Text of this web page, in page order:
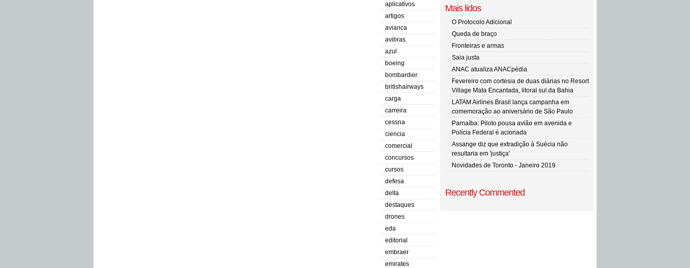
aplicativos
artigos
avianca
avibras
azul
boeing
bombardier
britishairways
carga
carreira
cessna
ciencia
comercial
concursos
cursos
defesa
delta
destaques
drones
eda
editorial
embraer
emirates
Mais lidos
O Protocolo Adicional
Queda de braço
Fronteiras e armas
Saia justa
ANAC atualiza ANACpédia
Fevereiro com cortesia de duas diárias no Resort
Village Mata Encantada, litoral sul da Bahia
LATAM Airlines Brasil lança campanha em
comemoração ao aniversário de São Paulo
Parnaíba: Piloto pousa avião em avenida e
Polícia Federal é acionada
Assange diz que extradição à Suécia não
resultaria em 'justiça'
Novidades de Toronto - Janeiro 2019
Recently Commented